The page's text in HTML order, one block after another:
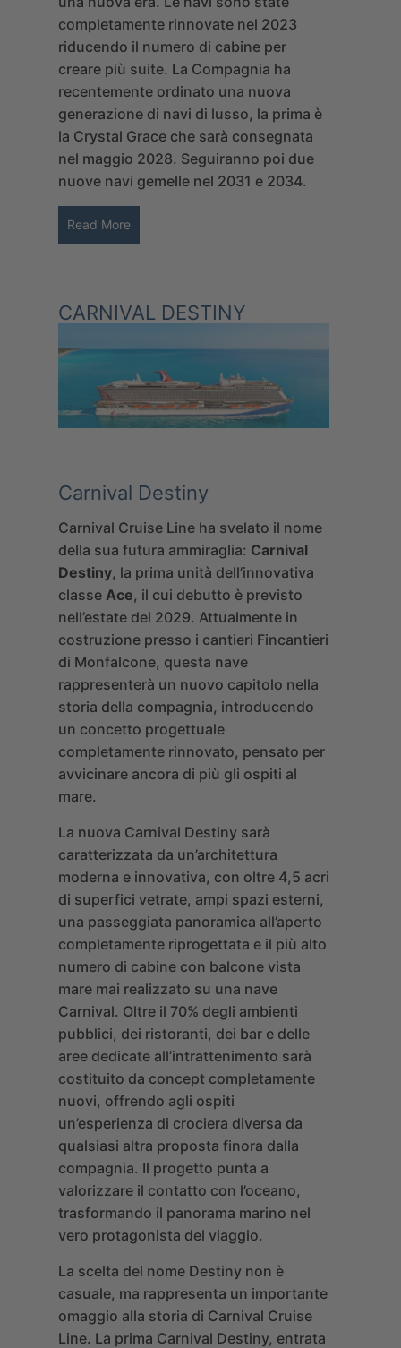
completamente rinnovate nel 2023
riducendo il numero di cabine per
creare più suite. La Compagnia ha
recentemente ordinato una nuova
generazione di navi di lusso, la prima è
la Crystal Grace che sarà consegnata
nel maggio 2028. Seguiranno poi due
nuove navi gemelle nel 2031 e 2034.
Read More
CARNIVAL DESTINY
Carnival Destiny
Carnival Cruise Line ha svelato il nome
della sua futura ammiraglia: Carnival
Destiny, la prima unità dell’innovativa
classe Ace, il cui debutto è previsto
nell’estate del 2029. Attualmente in
costruzione presso i cantieri Fincantieri
di Monfalcone, questa nave
rappresenterà un nuovo capitolo nella
storia della compagnia, introducendo
un concetto progettuale
completamente rinnovato, pensato per
avvicinare ancora di più gli ospiti al
mare.
La nuova Carnival Destiny sarà
caratterizzata da un’architettura
moderna e innovativa, con oltre 4,5 acri
di superfici vetrate, ampi spazi esterni,
una passeggiata panoramica all’aperto
completamente riprogettata e il più alto
numero di cabine con balcone vista
mare mai realizzato su una nave
Carnival. Oltre il 70% degli ambienti
pubblici, dei ristoranti, dei bar e delle
aree dedicate all’intrattenimento sarà
costituito da concept completamente
nuovi, offrendo agli ospiti
un’esperienza di crociera diversa da
qualsiasi altra proposta finora dalla
compagnia. Il progetto punta a
valorizzare il contatto con l’oceano,
trasformando il panorama marino nel
vero protagonista del viaggio.
La scelta del nome Destiny non è
casuale, ma rappresenta un importante
omaggio alla storia di Carnival Cruise
Line. La prima Carnival Destiny, entrata